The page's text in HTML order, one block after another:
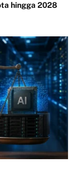
hingga 2028